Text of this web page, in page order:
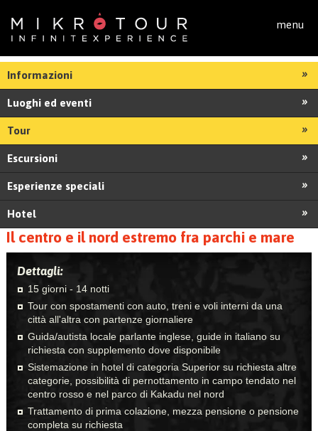
menu
Informazioni
Luoghi ed eventi
Tour
Escursioni
Esperienze speciali
Hotel
Il centro e il nord estremo fra parchi e mare
Dettagli:
15 giorni - 14 notti
Tour con spostamenti con auto, treni e voli interni da una
città all'altra con partenze giornaliere
Guida/autista locale parlante inglese, guide in italiano su
richiesta con supplemento dove disponibile
Sistemazione in hotel di categoria Superior su richiesta altre
categorie, possibilità di pernottamento in campo tendato nel
centro rosso e nel parco di Kakadu nel nord
Trattamento di prima colazione, mezza pensione o pensione
completa su richiesta